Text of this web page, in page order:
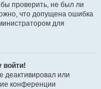
проверить, не был ли
что допущена ошибка
для
войти!
деактивировал или
конференции